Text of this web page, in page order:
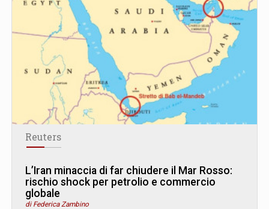
Reuters
L’Iran minaccia di far chiudere il Mar Rosso:
rischio shock per petrolio e commercio
globale
di Federica Zambino